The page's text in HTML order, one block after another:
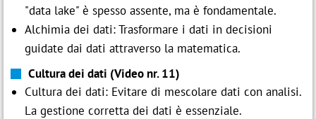
"data lake" è spesso assente, ma è fondamentale.
Alchimia dei dati: Trasformare i dati in decisioni
guidate dai dati attraverso la matematica.
Cultura dei dati (Video nr. 11)
Cultura dei dati: Evitare di mescolare dati con analisi.
La gestione corretta dei dati è essenziale.